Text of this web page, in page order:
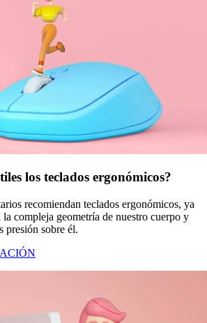
los teclados ergonómicos?
recomiendan teclados ergonómicos, ya
la compleja geometría de nuestro cuerpo y
presión sobre él.